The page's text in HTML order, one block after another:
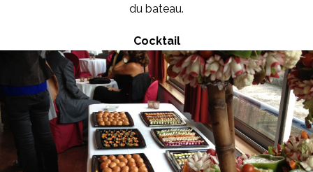
du bateau.
Cocktail